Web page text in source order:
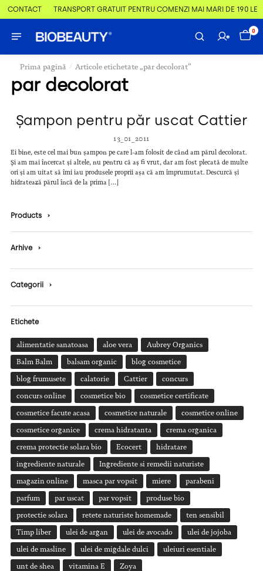
CONTACT TRANSPORT GRATUIT PENTRU COMENZI MAI MARI DE 190 LEI
0
Prima pagină / Articole etichetate „par decolorat”
par decolorat
Șampon pentru păr uscat Cattier
13_01_2011
Ei bine, este cel mai bun șampon pe care l-am folosit de când am părul decolorat.
Și am mai încercat și altele, nu pentru că aș fi vrut, dar am fost plecată de multe
ori și am uitat să îmi iau produsele proprii așa că am împrumutat. Descurcă și
hidratează părul încă de la prima […]
Products ›
Arhive ›
Categorii ›
Etichete
alimentatie sanatoasa aloe vera Aubrey Organics
Balm Balm balsam organic blog cosmetice
blog frumusete calatorie Cattier concurs
concurs online cosmetice bio cosmetice certificate
cosmetice facute acasa cosmetice naturale cosmetice online
cosmetice organice crema hidratanta crema organica
crema protectie solara bio Ecocert hidratare
ingrediente naturale Ingrediente si remedii naturiste
magazin online masca par vopsit miere parabeni
parfum par uscat par vopsit produse bio
protectie solara retete naturiste homemade ten sensibil
Timp liber ulei de argan ulei de avocado ulei de jojoba
ulei de masline ulei de migdale dulci uleiuri esentiale
unt de shea vitamina E Zoya